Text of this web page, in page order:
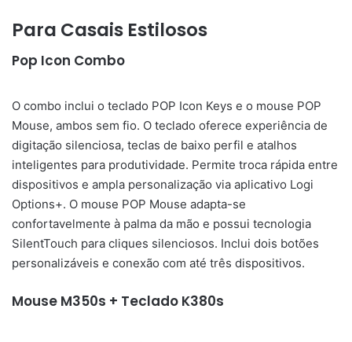
Para Casais Estilosos
Pop Icon Combo
O combo inclui o teclado POP Icon Keys e o mouse POP
Mouse, ambos sem fio. O teclado oferece experiência de
digitação silenciosa, teclas de baixo perfil e atalhos
inteligentes para produtividade. Permite troca rápida entre
dispositivos e ampla personalização via aplicativo Logi
Options+. O mouse POP Mouse adapta-se
confortavelmente à palma da mão e possui tecnologia
SilentTouch para cliques silenciosos. Inclui dois botões
personalizáveis e conexão com até três dispositivos.
Mouse M350s + Teclado K380s